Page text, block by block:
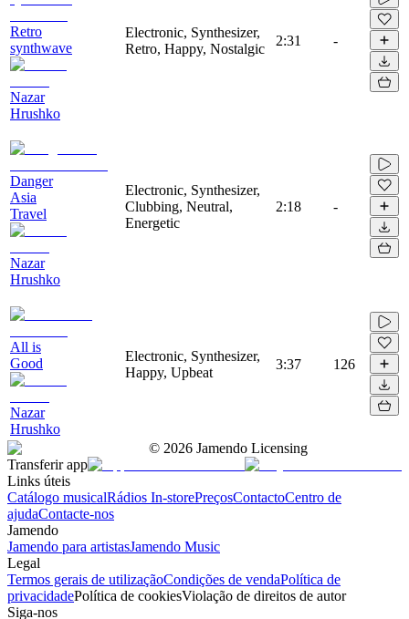
Retro
synthwave
Nazar
Hrushko
Electronic, Synthesizer,
Retro, Happy, Nostalgic
2:31 -
Danger
Asia
Travel
Nazar
Hrushko
Electronic, Synthesizer,
Clubbing, Neutral,
Energetic
2:18 -
All is
Good
Nazar
Hrushko
Electronic, Synthesizer,
Happy, Upbeat
3:37 126
© 2026 Jamendo Licensing
Transferir app
Links úteis
Catálogo musicalRádios In-storePreçosContactoCentro de
ajudaContacte-nos
Jamendo
Jamendo para artistasJamendo Music
Legal
Termos gerais de utilizaçãoCondições de vendaPolítica de
privacidadePolítica de cookiesViolação de direitos de autor
Siga-nos